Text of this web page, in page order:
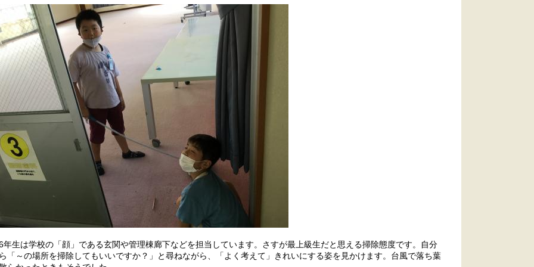
生は学校の「顔」である玄関や管理棟廊下などを担当しています。さすが最上級生だと思える掃除態度です。自分
「～の場所を掃除してもいいですか？」と尋ねながら、「よく考えて」きれいにする姿を見かけます。台風で落ち葉